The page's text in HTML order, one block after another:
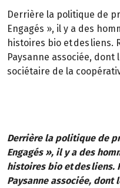
Derrière la politique de
Engagés », il y a des
histoires bio et des liens.
Paysanne associée,
sociétaire de la
Derrière la politique de
Engagés », il y a des
histoires bio et des liens.
Paysanne associée, dont